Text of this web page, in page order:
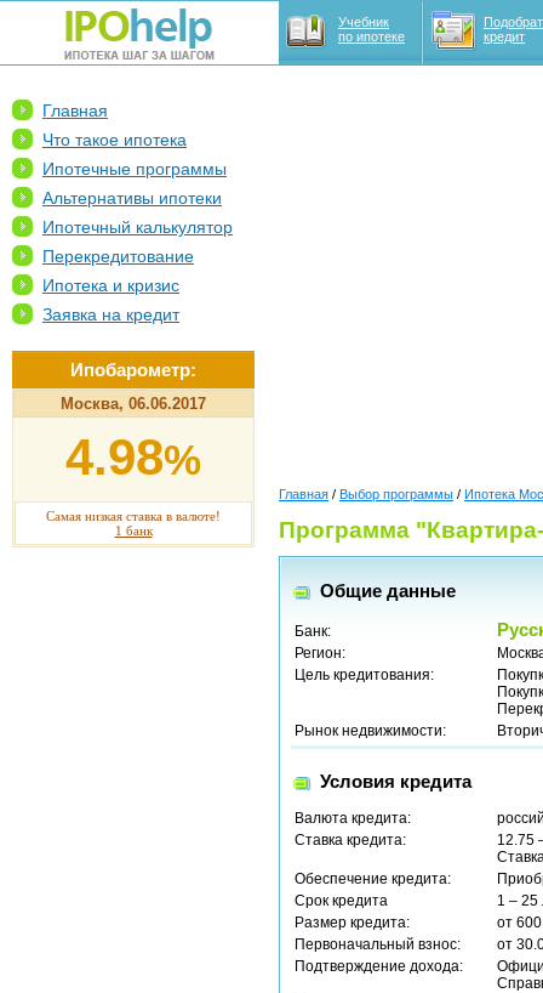
Учебник
по ипотеке
кредит
Главная
Что такое ипотека
Ипотечные программы
Альтернативы ипотеки
Ипотечный калькулятор
Перекредитование
Ипотека и кризис
Заявка на кредит
Ипобарометр:
Москва, 06.06.2017
4.98%
Самая низкая ставка в валюте!
1 банк
Главная / Выбор программы / Ипотека
Программа
Общие данные
Банк:
Регион:
Цель кредитования:
Рынок недвижимости:
Условия кредита
Валюта кредита:
Ставка кредита:
12.75
Обеспечение кредита:
Срок кредита
1 – 25
Размер кредита:
от
Первоначальный взнос:
от
Подтверждение дохода: